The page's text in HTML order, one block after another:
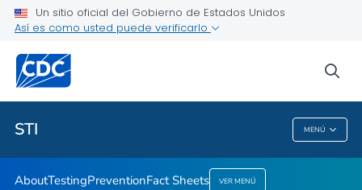
Un sitio oficial del Gobierno de Estados Unidos
Así es como usted puede verificarlo
STI MENÚ
Temas relacionados
STI
AboutTestingPreventionFact Sheets VER MENÚ